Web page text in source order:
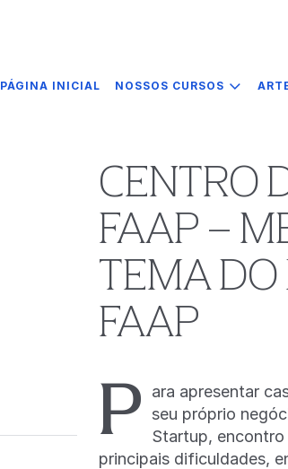
PÁGINA INICIAL NOSSOS CURSOS
CENTRO
FAAP –
TEMA DO
FAAP
P
ara apresentar
seu próprio
Startup, encontro
principais dificuldades,